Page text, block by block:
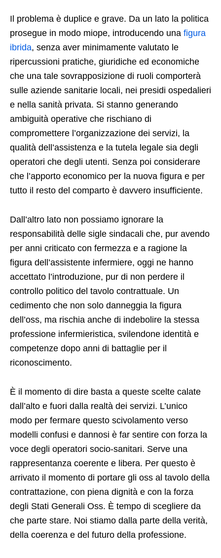
Il problema è duplice e grave. Da un lato la politica
prosegue in modo miope, introducendo una figura
ibrida, senza aver minimamente valutato le
ripercussioni pratiche, giuridiche ed economiche
che una tale sovrapposizione di ruoli comporterà
sulle aziende sanitarie locali, nei presidi ospedalieri
e nella sanità privata. Si stanno generando
ambiguità operative che rischiano di
compromettere l’organizzazione dei servizi, la
qualità dell’assistenza e la tutela legale sia degli
operatori che degli utenti. Senza poi considerare
che l’apporto economico per la nuova figura e per
tutto il resto del comparto è davvero insufficiente.
Dall’altro lato non possiamo ignorare la
responsabilità delle sigle sindacali che, pur avendo
per anni criticato con fermezza e a ragione la
figura dell’assistente infermiere, oggi ne hanno
accettato l’introduzione, pur di non perdere il
controllo politico del tavolo contrattuale. Un
cedimento che non solo danneggia la figura
dell’oss, ma rischia anche di indebolire la stessa
professione infermieristica, svilendone identità e
competenze dopo anni di battaglie per il
riconoscimento.
È il momento di dire basta a queste scelte calate
dall’alto e fuori dalla realtà dei servizi. L’unico
modo per fermare questo scivolamento verso
modelli confusi e dannosi è far sentire con forza la
voce degli operatori socio-sanitari. Serve una
rappresentanza coerente e libera. Per questo è
arrivato il momento di portare gli oss al tavolo della
contrattazione, con piena dignità e con la forza
degli Stati Generali Oss. È tempo di scegliere da
che parte stare. Noi stiamo dalla parte della verità,
della coerenza e del futuro della professione.